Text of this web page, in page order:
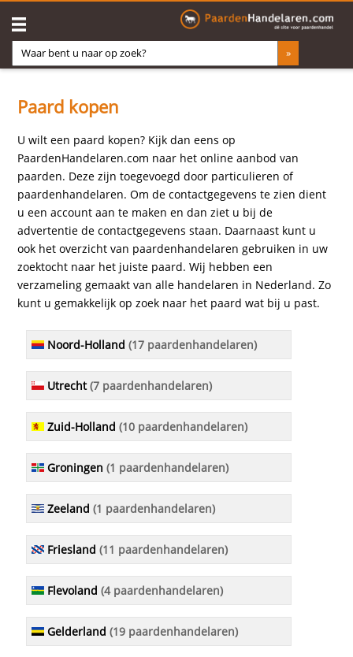
Paard kopen
U wilt een paard kopen? Kijk dan eens op
PaardenHandelaren.com naar het online aanbod van
paarden. Deze zijn toegevoegd door particulieren of
paardenhandelaren. Om de contactgegevens te zien dient
u een account aan te maken en dan ziet u bij de
advertentie de contactgegevens staan. Daarnaast kunt u
ook het overzicht van paardenhandelaren gebruiken in uw
zoektocht naar het juiste paard. Wij hebben een
verzameling gemaakt van alle handelaren in Nederland. Zo
kunt u gemakkelijk op zoek naar het paard wat bij u past.
Noord-Holland(17 paardenhandelaren)
Utrecht(7 paardenhandelaren)
Zuid-Holland(10 paardenhandelaren)
Groningen(1 paardenhandelaren)
Zeeland(1 paardenhandelaren)
Friesland(11 paardenhandelaren)
Flevoland(4 paardenhandelaren)
Gelderland(19 paardenhandelaren)